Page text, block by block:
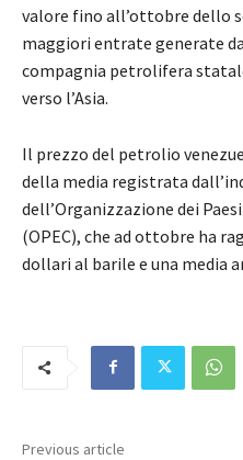
valore fino all’ottobre dello
maggiori entrate generate
compagnia petrolifera
verso l’Asia.
Il prezzo del petrolio
della media registrata
dell’Organizzazione dei
(OPEC), che ad ottobre ha
dollari al barile e una media
Previous article